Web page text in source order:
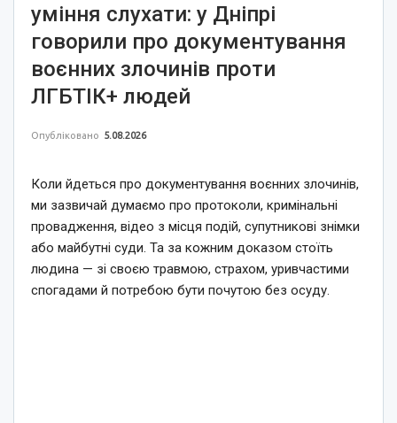
уміння слухати: у Дніпрі
говорили про документування
воєнних злочинів проти
ЛГБТІК+ людей
Опубліковано 5.08.2026
Коли йдеться про документування воєнних злочинів,
ми зазвичай думаємо про протоколи, кримінальні
провадження, відео з місця подій, супутникові знімки
або майбутні суди. Та за кожним доказом стоїть
людина — зі своєю травмою, страхом, уривчастими
спогадами й потребою бути почутою без осуду.